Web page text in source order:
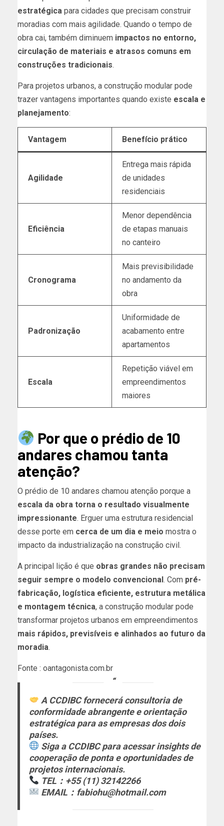
estratégica para cidades que precisam construir
moradias com mais agilidade. Quando o tempo de
obra cai, também diminuem impactos no entorno,
circulação de materiais e atrasos comuns em
construções tradicionais.
Para projetos urbanos, a construção modular pode
trazer vantagens importantes quando existe escala e
planejamento:
Vantagem Benefício prático
Agilidade
Entrega mais rápida
de unidades
residenciais
Eficiência
Menor dependência
de etapas manuais
no canteiro
Cronograma
Mais previsibilidade
no andamento da
obra
Padronização
Uniformidade de
acabamento entre
apartamentos
Escala
Repetição viável em
empreendimentos
maiores
Por que o prédio de 10
andares chamou tanta
atenção?
O prédio de 10 andares chamou atenção porque a
escala da obra torna o resultado visualmente
impressionante. Erguer uma estrutura residencial
desse porte em cerca de um dia e meio mostra o
impacto da industrialização na construção civil.
A principal lição é que obras grandes não precisam
seguir sempre o modelo convencional. Com pré-
fabricação, logística eficiente, estrutura metálica
e montagem técnica, a construção modular pode
transformar projetos urbanos em empreendimentos
mais rápidos, previsíveis e alinhados ao futuro da
moradia.
Fonte : oantagonista.com.br
A CCDIBC fornecerá consultoria de
conformidade abrangente e orientação
estratégica para as empresas dos dois
países.
Siga a CCDIBC para acessar insights de
cooperação de ponta e oportunidades de
projetos internacionais.
TEL：+55 (11) 32142266
EMAIL：fabiohu@hotmail.com